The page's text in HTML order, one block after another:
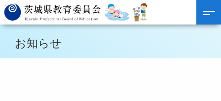
お知らせ